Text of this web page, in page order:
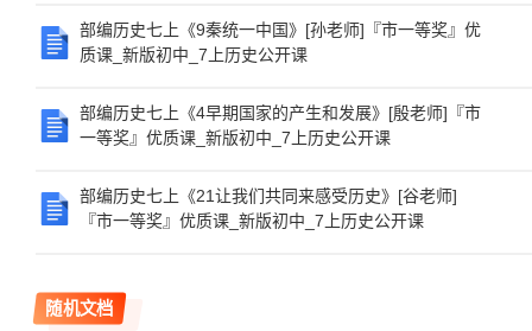
部编历史七上《9秦统一中国》[孙老师]『市一等奖』优
质课_新版初中_7上历史公开课
部编历史七上《4早期国家的产生和发展》[殷老师]『市
一等奖』优质课_新版初中_7上历史公开课
部编历史七上《21让我们共同来感受历史》[谷老师]
『市一等奖』优质课_新版初中_7上历史公开课
随机文档